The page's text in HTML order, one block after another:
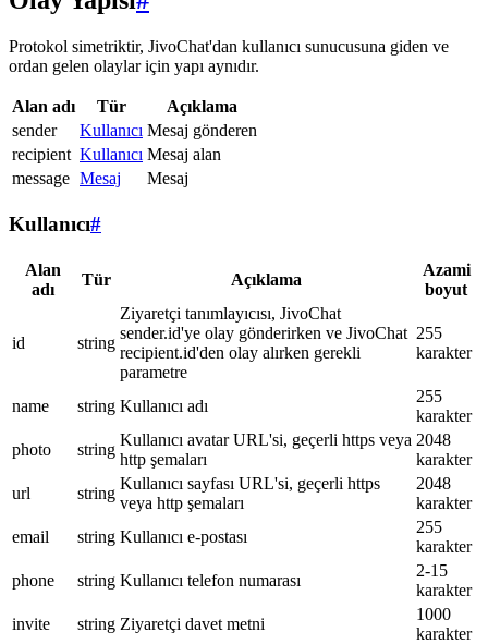
Protokol simetriktir, JivoChat'dan kullanıcı sunucusuna giden ve
ordan gelen olaylar için yapı aynıdır.
Alan adı Tür
Açıklama
sender
Kullanıcı Mesaj gönderen
recipient Kullanıcı Mesaj alan
message Mesaj Mesaj
Kullanıcı#
Alan
adı
Tür Açıklama
Azami
boyut
id string
Ziyaretçi tanımlayıcısı, JivoChat
sender.id'ye olay gönderirken ve JivoChat
recipient.id'den olay alırken gerekli
parametre
255
karakter
name string Kullanıcı adı
255
karakter
photo
string
Kullanıcı avatar URL'si, geçerli https veya
http şemaları
2048
karakter
url
string
Kullanıcı sayfası URL'si, geçerli https
veya http şemaları
2048
karakter
email
string Kullanıcı e-postası
255
karakter
phone
string Kullanıcı telefon numarası
2-15
karakter
invite
string Ziyaretçi davet metni
1000
karakter